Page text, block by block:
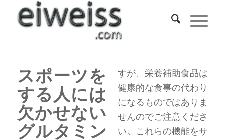
スポーツを
する人には
欠かせない
グルタミン
すが、栄養補助食品は
健康的な食事の代わり
になるものではありま
せんのでご注意くださ
い。これらの機能をサ